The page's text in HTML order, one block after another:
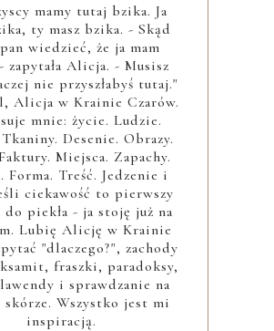
mamy tutaj bzika. Ja
ty masz bzika. - Skąd
wiedzieć, że ja mam
zapytała Alicja. - Musisz
nie przyszłabyś tutaj."
Alicja w Krainie Czarów.
mnie: życie. Ludzie.
Desenie. Obrazy.
Miejsca. Zapachy.
Forma. Treść. Jedzenie i
ciekawość to pierwszy
piekła - ja stoję już na
Lubię Alicję w Krainie
"dlaczego?", zachody
fraszki, paradoksy,
i sprawdzanie na
skórze. Wszystko jest mi
inspiracją.